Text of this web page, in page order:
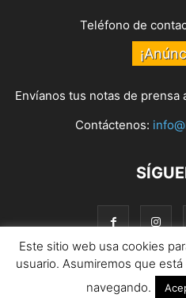
Teléfono de
Envíanos tus notas de prensa
Contáctenos:
©
Este sitio web usa cookies
usuario. Asumiremos que
navegando.